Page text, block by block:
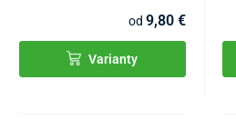
od 9,80 €
Varianty